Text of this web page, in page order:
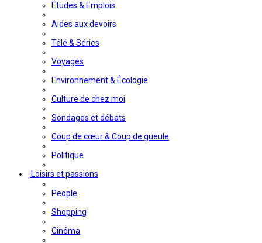
Études & Emplois
Aides aux devoirs
Télé & Séries
Voyages
Environnement & Écologie
Culture de chez moi
Sondages et débats
Coup de cœur & Coup de gueule
Politique
Loisirs et passions
People
Shopping
Cinéma